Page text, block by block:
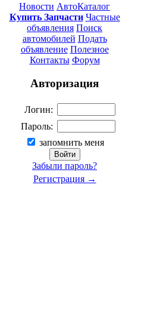
Новости АвтоКаталог
Купить Запчасти Частные
объявления Поиск
автомобилей Подать
объявление Полезное
Контакты Форум
Авторизация
Логин:
Пароль:
запомнить меня
Забыли пароль?
Регистрация →